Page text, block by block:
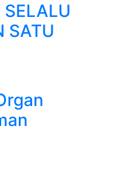
SELALU
SATU